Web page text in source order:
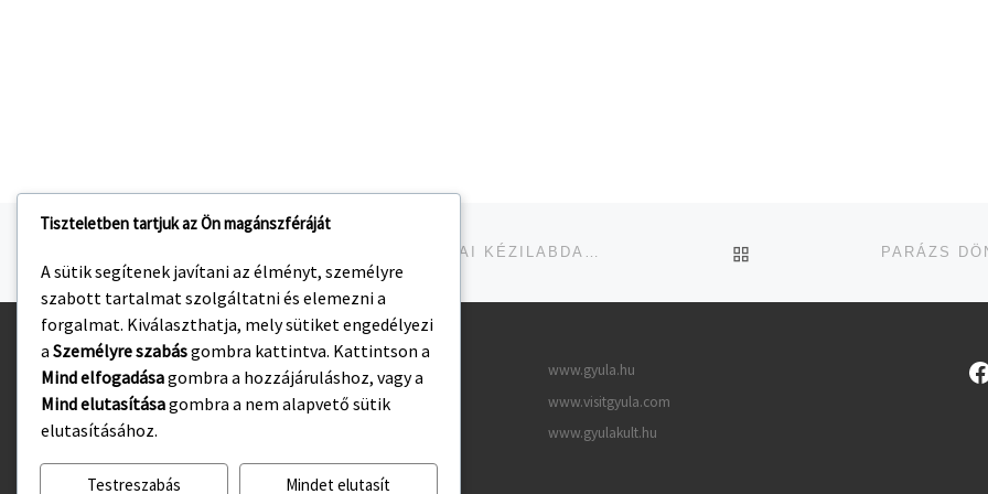
Navigálás a bejegyzések között
jelen bejegyzés
HAZAI GYŐZELEMMEL ÉPÜLNE TOVÁBB A GYULAI KÉZILABDACSAPAT UGRÁS AZ OLDAL
Kezdőlap
Adatvédelmi irányelvek
www.gyula.hu
www.visitgyula.com
www.gyulakult.hu
Tiszteletben tartjuk az Ön magánszféráját
A sütik segítenek javítani az élményt, személyre
szabott tartalmat szolgáltatni és elemezni a
forgalmat. Kiválaszthatja, mely sütiket engedélyezi
a Személyre szabásgombra kattintva. Kattintson a
Mind elfogadásagombra a hozzájáruláshoz, vagy a
Mind elutasításagombra a nem alapvető sütik
elutasításához.
Testreszabás Mindet elutasít